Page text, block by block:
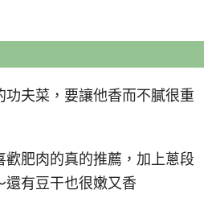
功夫菜，要讓他香而不膩很重
歡肥肉的真的推薦，加上蔥段
還有豆干也很嫩又香